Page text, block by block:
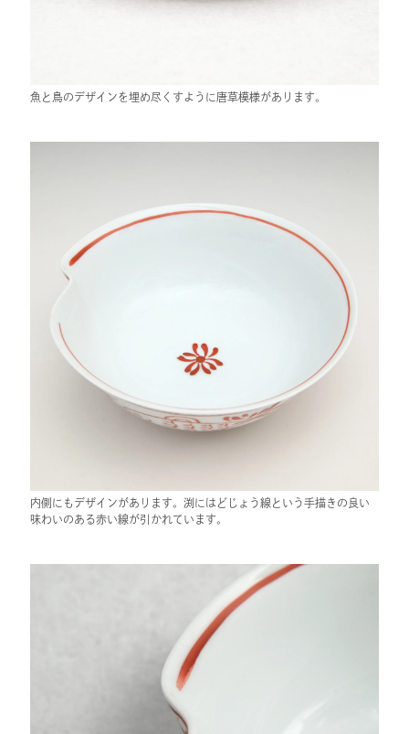
魚と鳥のデザインを埋め尽くすように唐草模様があります。
内側にもデザインがあります。渕にはどじょう線という手描きの良い
味わいのある赤い線が引かれています。